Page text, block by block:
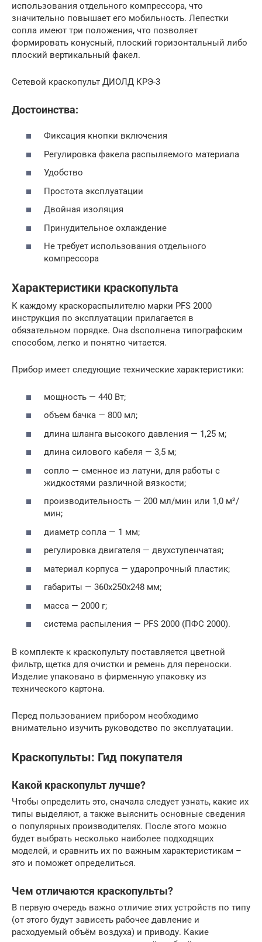
использования отдельного компрессора, что
значительно повышает его мобильность. Лепестки
сопла имеют три положения, что позволяет
формировать конусный, плоский горизонтальный либо
плоский вертикальный факел.
Сетевой краскопульт ДИОЛД КРЭ-3
Достоинства:
Фиксация кнопки включения
Регулировка факела распыляемого материала
Удобство
Простота эксплуатации
Двойная изоляция
Принудительное охлаждение
Не требует использования отдельного
компрессора
Характеристики краскопульта
К каждому краскораспылителю марки PFS 2000
инструкция по эксплуатации прилагается в
обязательном порядке. Она dsсполнена типографским
способом, легко и понятно читается.
Прибор имеет следующие технические характеристики:
мощность — 440 Вт;
объем бачка — 800 мл;
длина шланга высокого давления — 1,25 м;
длина силового кабеля — 3,5 м;
сопло — сменное из латуни, для работы с
жидкостями различной вязкости;
производительность — 200 мл/мин или 1,0 м²/
мин;
диаметр сопла — 1 мм;
регулировка двигателя — двухступенчатая;
материал корпуса — ударопрочный пластик;
габариты — 360х250х248 мм;
масса — 2000 г;
система распыления — PFS 2000 (ПФС 2000).
В комплекте к краскопульту поставляется цветной
фильтр, щетка для очистки и ремень для переноски.
Изделие упаковано в фирменную упаковку из
технического картона.
Перед пользованием прибором необходимо
внимательно изучить руководство по эксплуатации.
Краскопульты: Гид покупателя
Какой краскопульт лучше?
Чтобы определить это, сначала следует узнать, какие их
типы выделяют, а также выяснить основные сведения
о популярных производителях. После этого можно
будет выбрать несколько наиболее подходящих
моделей, и сравнить их по важным характеристикам –
это и поможет определиться.
Чем отличаются краскопульты?
В первую очередь важно отличие этих устройств по типу
(от этого будут зависеть рабочее давление и
расходуемый объём воздуха) и приводу. Какие